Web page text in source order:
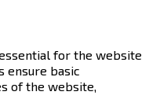
for the website
ensure basic
of the website,